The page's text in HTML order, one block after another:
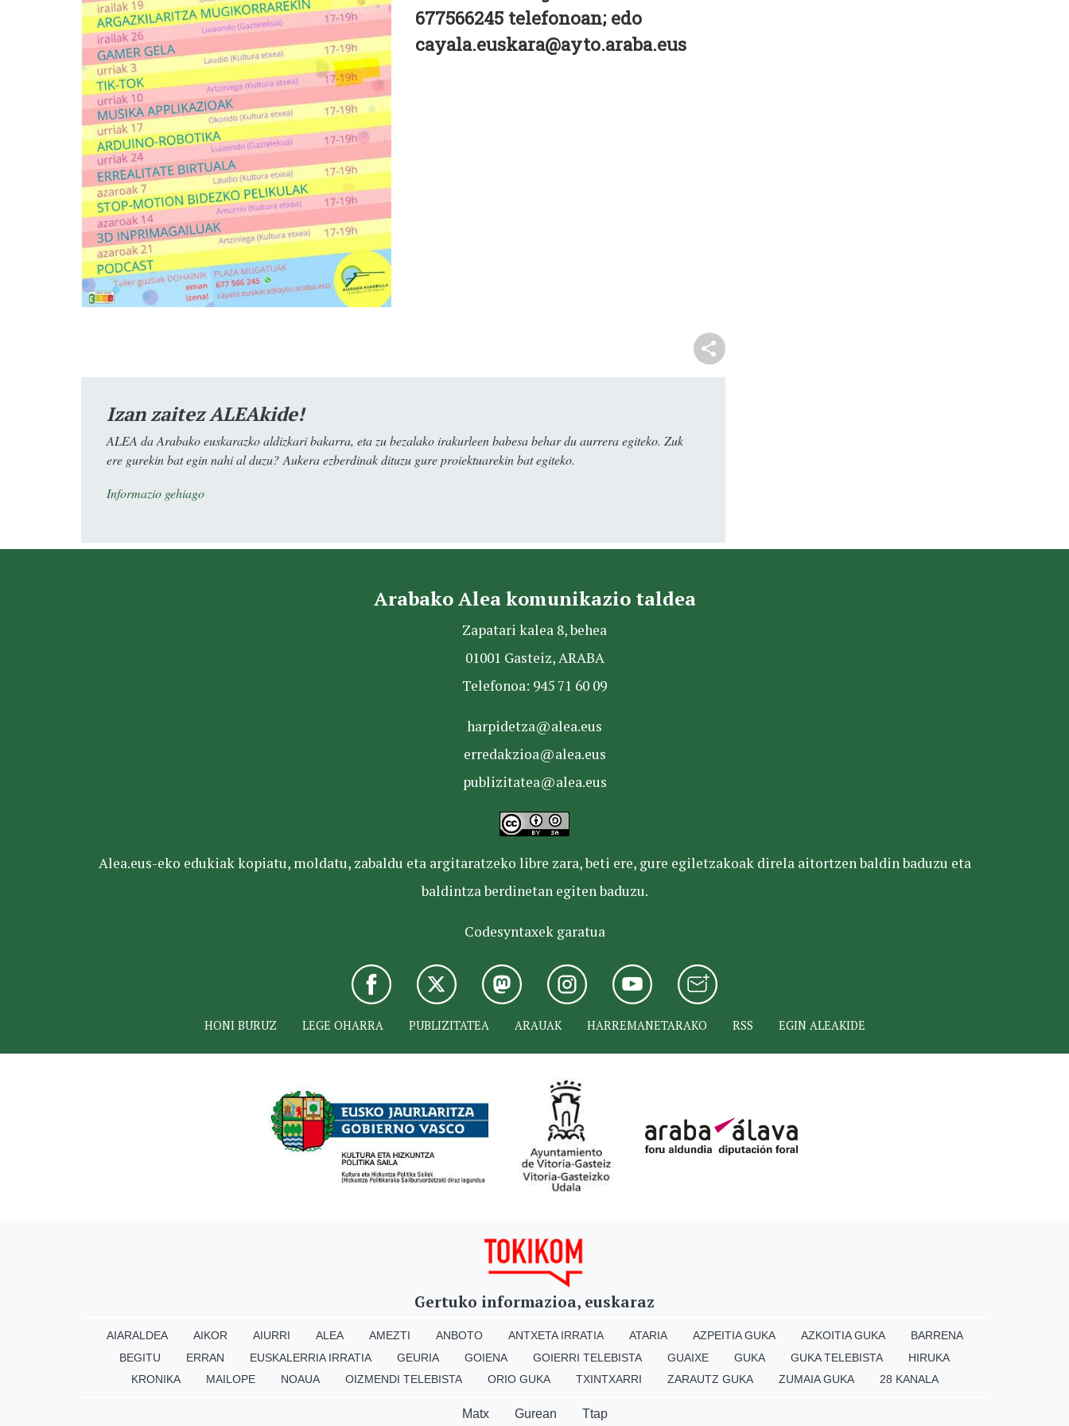
677566245 telefonoan; edo
cayala.euskara@ayto.araba.eus
Izan zaitez ALEAkide!
ALEA da Arabako euskarazko aldizkari bakarra, eta zu bezalako irakurleen babesa behar du aurrera egiteko. Zuk
ere gurekin bat egin nahi al duzu? Aukera ezberdinak dituzu gure proiektuarekin bat egiteko.
Informazio gehiago
Arabako Alea komunikazio taldea
Zapatari kalea 8, behea
01001 Gasteiz, ARABA
Telefonoa: 945 71 60 09
harpidetza@alea.eus
erredakzioa@alea.eus
publizitatea@alea.eus
Alea.eus-eko edukiak kopiatu, moldatu, zabaldu eta argitaratzeko libre zara, beti ere, gure egiletzakoak direla aitortzen baldin baduzu eta
baldintza berdinetan egiten baduzu.
Codesyntaxek garatua
HONI BURUZ LEGE OHARRA PUBLIZITATEA ARAUAK HARREMANETARAKO RSS EGIN ALEAKIDE
Gertuko informazioa, euskaraz
AIARALDEA AIKOR AIURRI ALEA AMEZTI ANBOTO ANTXETA IRRATIA ATARIA AZPEITIA GUKA AZKOITIA GUKA
BARRENA
BEGITU
ERRAN EUSKALERRIA IRRATIA GEURIA GOIENA GOIERRI TELEBISTA GUAIXE GUKA GUKA TELEBISTA
HIRUKA
KRONIKA
MAILOPE NOAUA OIZMENDI TELEBISTA ORIO GUKA TXINTXARRI ZARAUTZ GUKA ZUMAIA GUKA 28 KANALA
Matx Gurean Ttap